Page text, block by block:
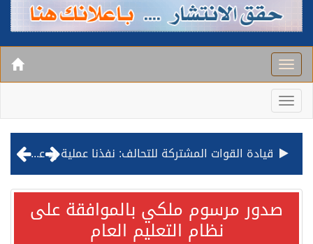
قيادة القوات المشتركة للتحالف: نفذنا عملية رد عسكري متناسبة لأهداف عسكرية مشروعة تابعة للمليشيا الحوثية الإرهابية في محافظة الحديدة
مصدر مسؤول بالهيئة العامة للنقل: استهداف السفينة السعودية NCC MASA خلال إبحارها في البحر الأحمر نتج عنه إصابة طفيفة في بدنها صدور مرسوم ملكي بالموافقة على
نظام التعليم العام